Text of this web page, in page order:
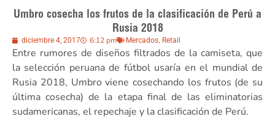
Umbro cosecha los frutos de la clasificación de Perú a
Rusia 2018
diciembre 4, 2017 6:12 pm Mercados, Retail
Entre rumores de diseños filtrados de la camiseta, que
la selección peruana de fútbol usaría en el mundial de
Rusia 2018, Umbro viene cosechando los frutos (de su
última cosecha) de la etapa final de las eliminatorias
sudamericanas, el repechaje y la clasificación de Perú.